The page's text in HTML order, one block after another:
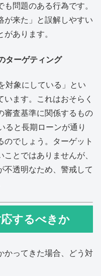
問題のある行為です。
が来た」と誤解しやすい
あります。
ターゲティング
対象にしている」とい
います。これはおそらく
審査基準に関係するもの
ると長期ローンが通り
のでしょう。ターゲット
とではありませんが、
不透明なため、警戒して
するべきか
かってきた場合、どう対